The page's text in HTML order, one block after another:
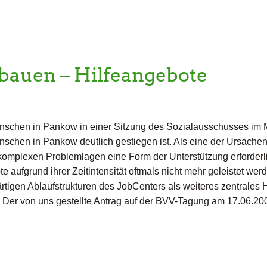
– Hilfeangebote
in Pankow in einer Sitzung des Sozialausschusses im
in Pankow deutlich gestiegen ist. Als eine der
Problemlagen eine Form der Unterstützung
aufgrund ihrer Zeitintensität oftmals nicht mehr geleistet
Ablaufstrukturen des JobCenters als weiteres zentrales
von uns gestellte Antrag auf der BVV-Tagung am